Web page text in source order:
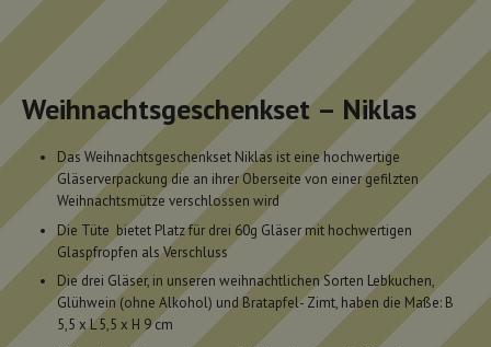
Weihnachtsgeschenkset – Niklas
Das Weihnachtsgeschenkset Niklas ist eine hochwertige
Gläserverpackung die an ihrer Oberseite von einer gefilzten
Weihnachtsmütze verschlossen wird
Die Tüte bietet Platz für drei 60g Gläser mit hochwertigen
Glaspfropfen als Verschluss
Die drei Gläser, in unseren weihnachtlichen Sorten Lebkuchen,
Glühwein (ohne Alkohol) und Bratapfel- Zimt, haben die Maße: B
5,5 x L 5,5 x H 9 cm